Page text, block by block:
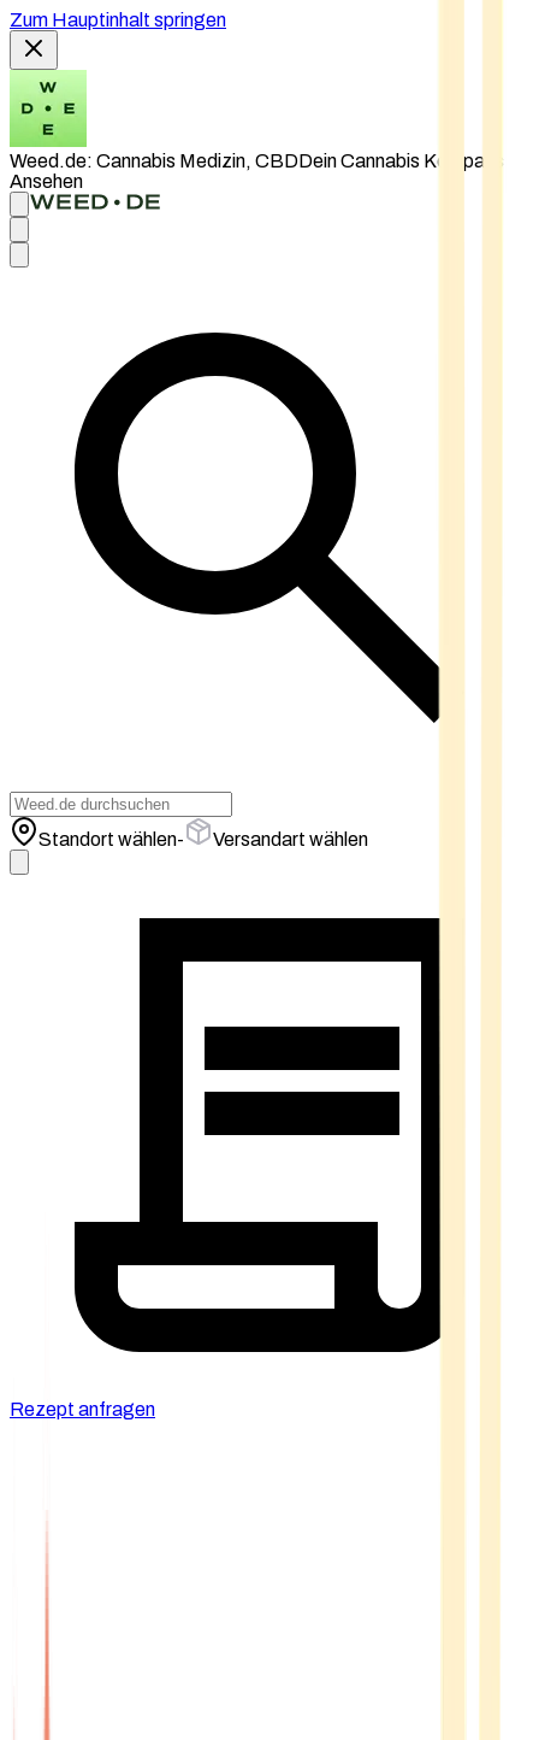
Zum Hauptinhalt springen
Weed.de: Cannabis Medizin, CBDDein Cannabis Kompass
Ansehen
Standort wählen- Versandart wählen
Rezept anfragen